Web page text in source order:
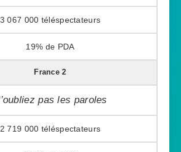
3 067 000
19%
France 2
pas les paroles
2 719 000